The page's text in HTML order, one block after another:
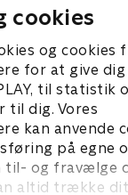
cookies
og cookies
for at give dig
til statistik
til dig. Vores
kan anvende
på egne
til- og fravælge
altid trække